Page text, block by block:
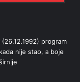
program
nije stao, a boje